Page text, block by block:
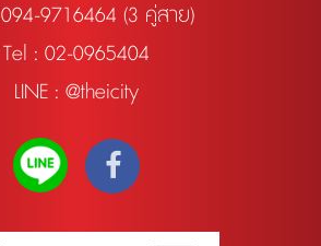
094-9716464 (3 คู่สาย)
Tel : 02-0965404
LINE : @theicity